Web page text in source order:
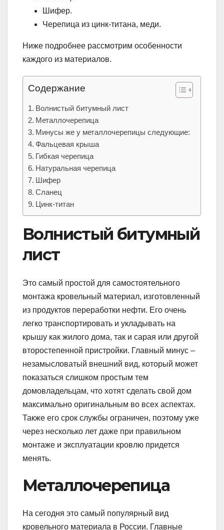
Шифер.
Черепица из цинк-титана, меди.
Ниже подробнее рассмотрим особенности
каждого из материалов.
Содержание
Волнистый битумный лист
Металлочерепица
Минусы же у металлочерепицы следующие:
Фальцевая крыша
Гибкая черепица
Натуральная черепица
Шифер
Сланец
Цинк-титан
Волнистый битумный
лист
Это самый простой для самостоятельного
монтажа кровельный материал, изготовленный
из продуктов переработки нефти. Его очень
легко транспортировать и укладывать на
крышу как жилого дома, так и сарая или другой
второстепенной пристройки. Главный минус –
незамысловатый внешний вид, который может
показаться слишком простым тем
домовладельцам, что хотят сделать свой дом
максимально оригинальным во всех аспектах.
Также его срок службы ограничен, поэтому уже
через несколько лет даже при правильном
монтаже и эксплуатации кровлю придется
менять.
Металлочерепица
На сегодня это самый популярный вид
кровельного материала в России. Главные